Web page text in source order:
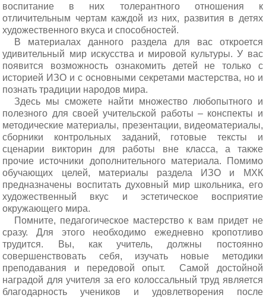
воспитание в них толерантного отношения к
отличительным чертам каждой из них, развития в детях
художественного вкуса и способностей.
В материалах данного раздела для вас откроется
удивительный мир искусства и мировой культуры. У вас
появится возможность ознакомить детей не только с
историей ИЗО и с основными секретами мастерства, но и
познать традиции народов мира.
Здесь мы сможете найти множество любопытного и
полезного для своей учительской работы – конспекты и
методические материалы, презентации, видеоматериалы,
сборники контрольных заданий, готовые тексты и
сценарии викторин для работы вне класса, а также
прочие источники дополнительного материала. Помимо
обучающих целей, материалы раздела ИЗО и МХК
предназначены воспитать духовный мир школьника, его
художественный вкус и эстетическое восприятие
окружающего мира.
Помните, педагогическое мастерство к вам придет не
сразу. Для этого необходимо ежедневно кропотливо
трудится. Вы, как учитель, должны постоянно
совершенствовать себя, изучать новые методики
преподавания и передовой опыт. Самой достойной
наградой для учителя за его колоссальный труд является
благодарность учеников и удовлетворения после